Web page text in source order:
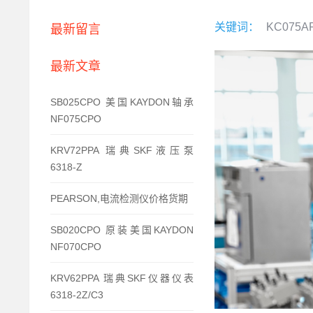
最新留言
最新文章
SB025CPO 美国KAYDON轴承
NF075CPO
KRV72PPA 瑞典SKF液压泵
6318-Z
PEARSON,电流检测仪价格货期
SB020CPO 原装美国KAYDON
NF070CPO
KRV62PPA 瑞典SKF仪器仪表
6318-2Z/C3
关键词：